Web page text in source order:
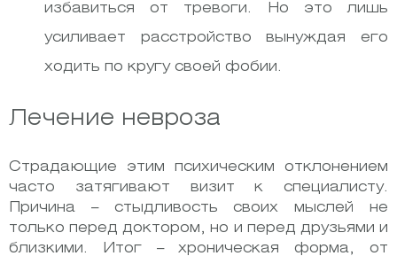
избавиться от тревоги. Но это лишь
усиливает расстройство вынуждая его
ходить по кругу своей фобии.
Лечение невроза
Страдающие этим психическим отклонением
часто затягивают визит к специалисту.
Причина – стыдливость своих мыслей не
только перед доктором, но и перед друзьями и
близкими. Итог – хроническая форма, от